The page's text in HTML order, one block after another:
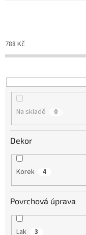
p
r
o
u
788 Kč
Na skladě 0
Dekor
Korek 4
Povrchová úprava
Lak 3